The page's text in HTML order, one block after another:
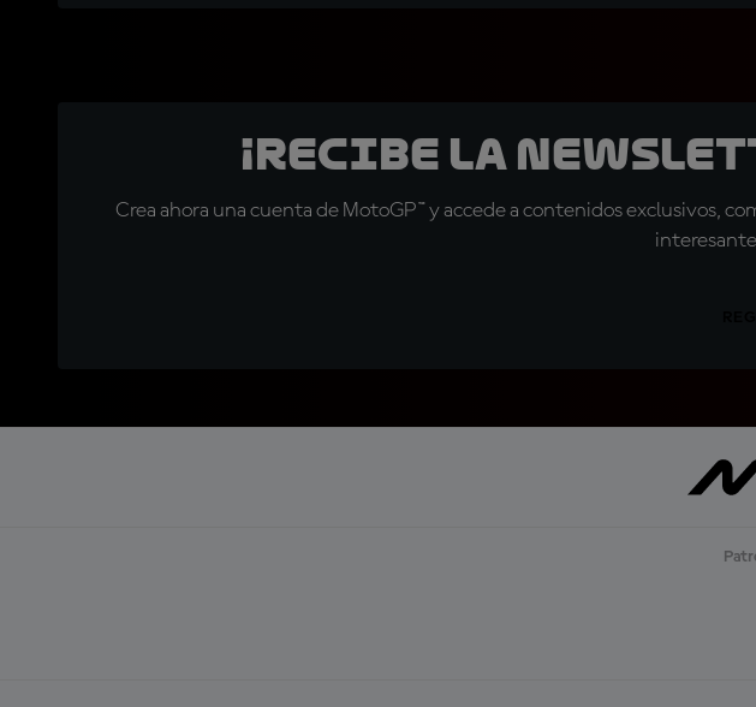
¡Recibe la
Crea ahora una cuenta de MotoGP™ y accede a contenidos exclusivos,